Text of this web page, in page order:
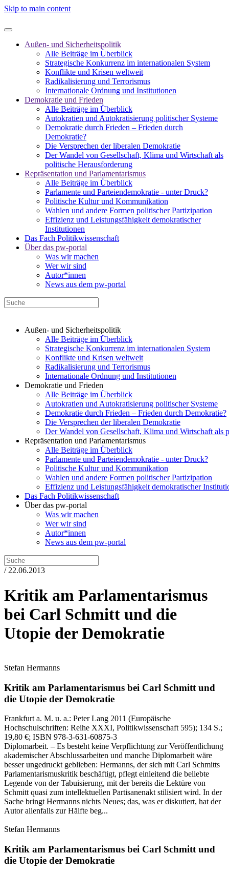
Skip to main content
Außen- und Sicherheitspolitik
Alle Beiträge im Überblick
Strategische Konkurrenz im internationalen System
Konflikte und Krisen weltweit
Radikalisierung und Terrorismus
Internationale Ordnung und Institutionen
Demokratie und Frieden
Alle Beiträge im Überblick
Autokratien und Autokratisierung politischer Systeme
Demokratie durch Frieden – Frieden durch
Demokratie?
Die Versprechen der liberalen Demokratie
Der Wandel von Gesellschaft, Klima und Wirtschaft als
politische Herausforderung
Repräsentation und Parlamentarismus
Alle Beiträge im Überblick
Parlamente und Parteiendemokratie - unter Druck?
Politische Kultur und Kommunikation
Wahlen und andere Formen politischer Partizipation
Effizienz und Leistungsfähigkeit demokratischer
Institutionen
Das Fach Politikwissenschaft
Über das pw-portal
Was wir machen
Wer wir sind
Autor*innen
News aus dem pw-portal
Außen- und Sicherheitspolitik
Alle Beiträge im Überblick
Strategische Konkurrenz im internationalen System
Konflikte und Krisen weltweit
Radikalisierung und Terrorismus
Internationale Ordnung und Institutionen
Demokratie und Frieden
Alle Beiträge im Überblick
Autokratien und Autokratisierung politischer Systeme
Demokratie durch Frieden – Frieden durch Demokratie?
Die Versprechen der liberalen Demokratie
Der Wandel von Gesellschaft, Klima und Wirtschaft als
Repräsentation und Parlamentarismus
Alle Beiträge im Überblick
Parlamente und Parteiendemokratie - unter Druck?
Politische Kultur und Kommunikation
Wahlen und andere Formen politischer Partizipation
Effizienz und Leistungsfähigkeit demokratischer
Das Fach Politikwissenschaft
Über das pw-portal
Was wir machen
Wer wir sind
Autor*innen
News aus dem pw-portal
/ 22.06.2013
Kritik am Parlamentarismus
bei Carl Schmitt und die
Utopie der Demokratie
Stefan Hermanns
Kritik am Parlamentarismus bei Carl Schmitt und
die Utopie der Demokratie
Frankfurt a. M. u. a.: Peter Lang 2011 (Europäische
Hochschulschriften: Reihe XXXI, Politikwissenschaft 595); 134 S.;
19,80 €; ISBN 978-3-631-60875-3
Diplomarbeit. – Es besteht keine Verpflichtung zur Veröffentlichung
akademischer Abschlussarbeiten und manche Diplomarbeit wäre
besser ungedruckt geblieben: Hermanns, der sich mit Carl Schmitts
Parlamentarismuskritik beschäftigt, pflegt einleitend die beliebte
Legende von der Tabuisierung, mit der bereits die Lektüre von
Schmitt quasi zum intellektuellen Partisanenakt stilisiert wird. In der
Sache bringt Hermanns nichts Neues; das, was er diskutiert, hat der
Autor allenfalls zur Hälfte beg...
Stefan Hermanns
Kritik am Parlamentarismus bei Carl Schmitt und
die Utopie der Demokratie